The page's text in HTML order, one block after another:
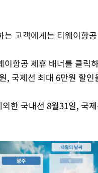
고객에게는 티웨이항
항공 제휴 배너를 클릭
, 국제선 최대 6만원 할인
한 국내선 8월31일, 국